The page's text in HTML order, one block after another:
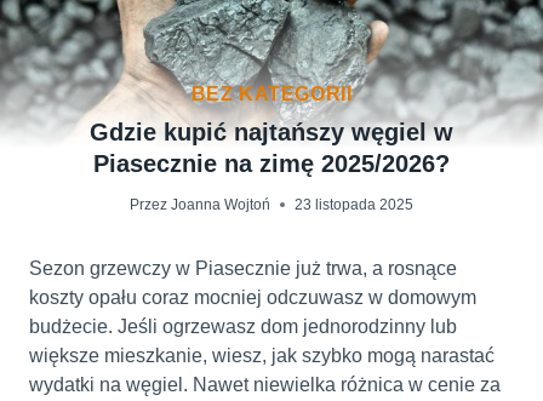
BEZ KATEGORII
Gdzie kupić najtańszy węgiel w
Piasecznie na zimę 2025/2026?
Przez Joanna Wojtoń 23 listopada 2025
Sezon grzewczy w Piasecznie już trwa, a rosnące
koszty opału coraz mocniej odczuwasz w domowym
budżecie. Jeśli ogrzewasz dom jednorodzinny lub
większe mieszkanie, wiesz, jak szybko mogą narastać
wydatki na węgiel. Nawet niewielka różnica w cenie za